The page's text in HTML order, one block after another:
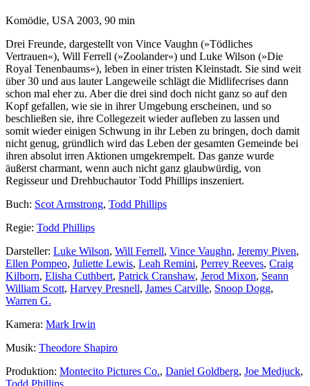
Komödie, USA 2003, 90 min
Drei Freunde, dargestellt von Vince Vaughn (»Tödliches
Vertrauen«), Will Ferrell (»Zoolander«) und Luke Wilson (»Die
Royal Tenenbaums«), leben in einer tristen Kleinstadt. Sie sind weit
über 30 und aus lauter Langeweile schlägt die Midlifecrises dann
schon mal eher zu. Aber die drei sind doch nicht ganz so auf den
Kopf gefallen, wie sie in ihrer Umgebung erscheinen, und so
beschließen sie, ihre Collegezeit wieder aufleben zu lassen und
somit wieder einigen Schwung in ihr Leben zu bringen, doch damit
nicht genug, gründlich wird das Leben der gesamten Gemeinde bei
ihren absolut irren Aktionen umgekrempelt. Das ganze wurde
äußerst charmant, wenn auch nicht ganz glaubwürdig, von
Regisseur und Drehbuchautor Todd Phillips inszeniert.
Buch: Scot Armstrong, Todd Phillips
Regie: Todd Phillips
Darsteller: Luke Wilson, Will Ferrell, Vince Vaughn, Jeremy Piven,
Ellen Pompeo, Juliette Lewis, Leah Remini, Perrey Reeves, Craig
Kilborn, Elisha Cuthbert, Patrick Cranshaw, Jerod Mixon, Seann
William Scott, Harvey Presnell, James Carville, Snoop Dogg,
Warren G.
Kamera: Mark Irwin
Musik: Theodore Shapiro
Produktion: Montecito Pictures Co., Daniel Goldberg, Joe Medjuck,
Todd Phillips